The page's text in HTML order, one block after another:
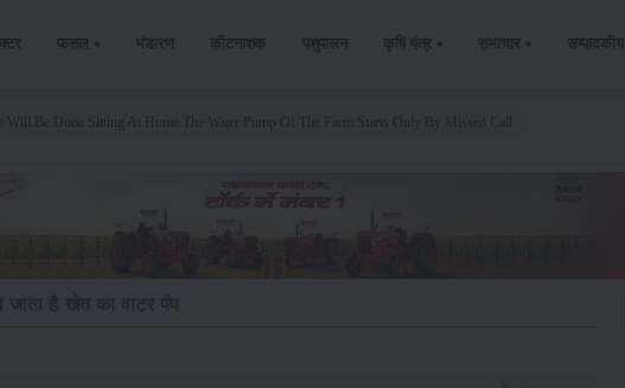
फसल भंडारण कीटनाशक पशुपालन कृषि यंत्र समाचार सम्पादकीय